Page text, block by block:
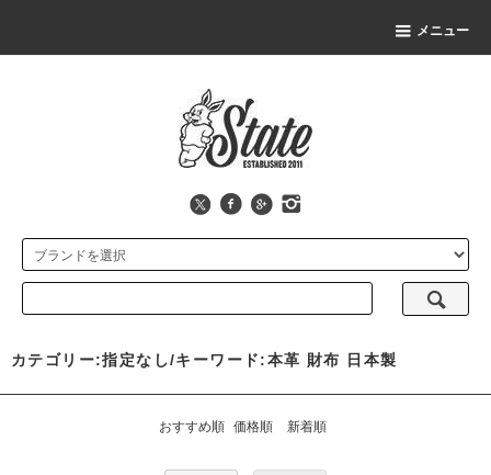
メニュー
カテゴリー:指定なし/キーワード:本革 財布 日本製
おすすめ順 価格順 新着順